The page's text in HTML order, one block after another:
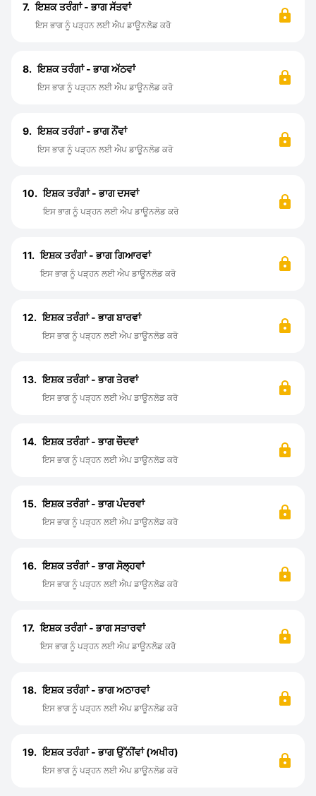
7. ਇਸ਼ਕ ਤਰੰਗਾਂ - ਭਾਗ ਸੱਤਵਾਂ
ਇਸ ਭਾਗ ਨੂੰ ਪੜ੍ਹਨ ਲਈ ਐਪ ਡਾਊਨਲੋਡ ਕਰੋ
8. ਇਸ਼ਕ ਤਰੰਗਾਂ - ਭਾਗ ਅੱਠਵਾਂ
ਇਸ ਭਾਗ ਨੂੰ ਪੜ੍ਹਨ ਲਈ ਐਪ ਡਾਊਨਲੋਡ ਕਰੋ
9. ਇਸ਼ਕ ਤਰੰਗਾਂ - ਭਾਗ ਨੌਂਵਾਂ
ਇਸ ਭਾਗ ਨੂੰ ਪੜ੍ਹਨ ਲਈ ਐਪ ਡਾਊਨਲੋਡ ਕਰੋ
10. ਇਸ਼ਕ ਤਰੰਗਾਂ - ਭਾਗ ਦਸਵਾਂ
ਇਸ ਭਾਗ ਨੂੰ ਪੜ੍ਹਨ ਲਈ ਐਪ ਡਾਊਨਲੋਡ ਕਰੋ
11. ਇਸ਼ਕ ਤਰੰਗਾਂ - ਭਾਗ ਗਿਆਰਵਾਂ
ਇਸ ਭਾਗ ਨੂੰ ਪੜ੍ਹਨ ਲਈ ਐਪ ਡਾਊਨਲੋਡ ਕਰੋ
12. ਇਸ਼ਕ ਤਰੰਗਾਂ - ਭਾਗ ਬਾਰਵਾਂ
ਇਸ ਭਾਗ ਨੂੰ ਪੜ੍ਹਨ ਲਈ ਐਪ ਡਾਊਨਲੋਡ ਕਰੋ
13. ਇਸ਼ਕ ਤਰੰਗਾਂ - ਭਾਗ ਤੇਰਵਾਂ
ਇਸ ਭਾਗ ਨੂੰ ਪੜ੍ਹਨ ਲਈ ਐਪ ਡਾਊਨਲੋਡ ਕਰੋ
14. ਇਸ਼ਕ ਤਰੰਗਾਂ - ਭਾਗ ਚੌਦਵਾਂ
ਇਸ ਭਾਗ ਨੂੰ ਪੜ੍ਹਨ ਲਈ ਐਪ ਡਾਊਨਲੋਡ ਕਰੋ
15. ਇਸ਼ਕ ਤਰੰਗਾਂ - ਭਾਗ ਪੰਦਰਵਾਂ
ਇਸ ਭਾਗ ਨੂੰ ਪੜ੍ਹਨ ਲਈ ਐਪ ਡਾਊਨਲੋਡ ਕਰੋ
16. ਇਸ਼ਕ ਤਰੰਗਾਂ - ਭਾਗ ਸੋਲ੍ਹਵਾਂ
ਇਸ ਭਾਗ ਨੂੰ ਪੜ੍ਹਨ ਲਈ ਐਪ ਡਾਊਨਲੋਡ ਕਰੋ
17. ਇਸ਼ਕ ਤਰੰਗਾਂ - ਭਾਗ ਸਤਾਰਵਾਂ
ਇਸ ਭਾਗ ਨੂੰ ਪੜ੍ਹਨ ਲਈ ਐਪ ਡਾਊਨਲੋਡ ਕਰੋ
18. ਇਸ਼ਕ ਤਰੰਗਾਂ - ਭਾਗ ਅਠਾਰਵਾਂ
ਇਸ ਭਾਗ ਨੂੰ ਪੜ੍ਹਨ ਲਈ ਐਪ ਡਾਊਨਲੋਡ ਕਰੋ
19. ਇਸ਼ਕ ਤਰੰਗਾਂ - ਭਾਗ ਉੱਨੀਂਵਾਂ (ਅਖੀਰ)
ਇਸ ਭਾਗ ਨੂੰ ਪੜ੍ਹਨ ਲਈ ਐਪ ਡਾਊਨਲੋਡ ਕਰੋ